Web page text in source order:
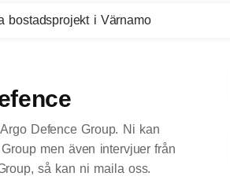
bostadsprojekt i Värnamo
Defence Group. Ni kan
men även intervjuer från
så kan ni maila oss.